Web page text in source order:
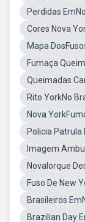
Perdidas
Cores Nova
Mapa
Fumaça
Queimadas
Rito YorkNo
Nova
Policia Patrula
Imagem
NovaIorque
Fuso De New
Brasileiros
Brazilian Day